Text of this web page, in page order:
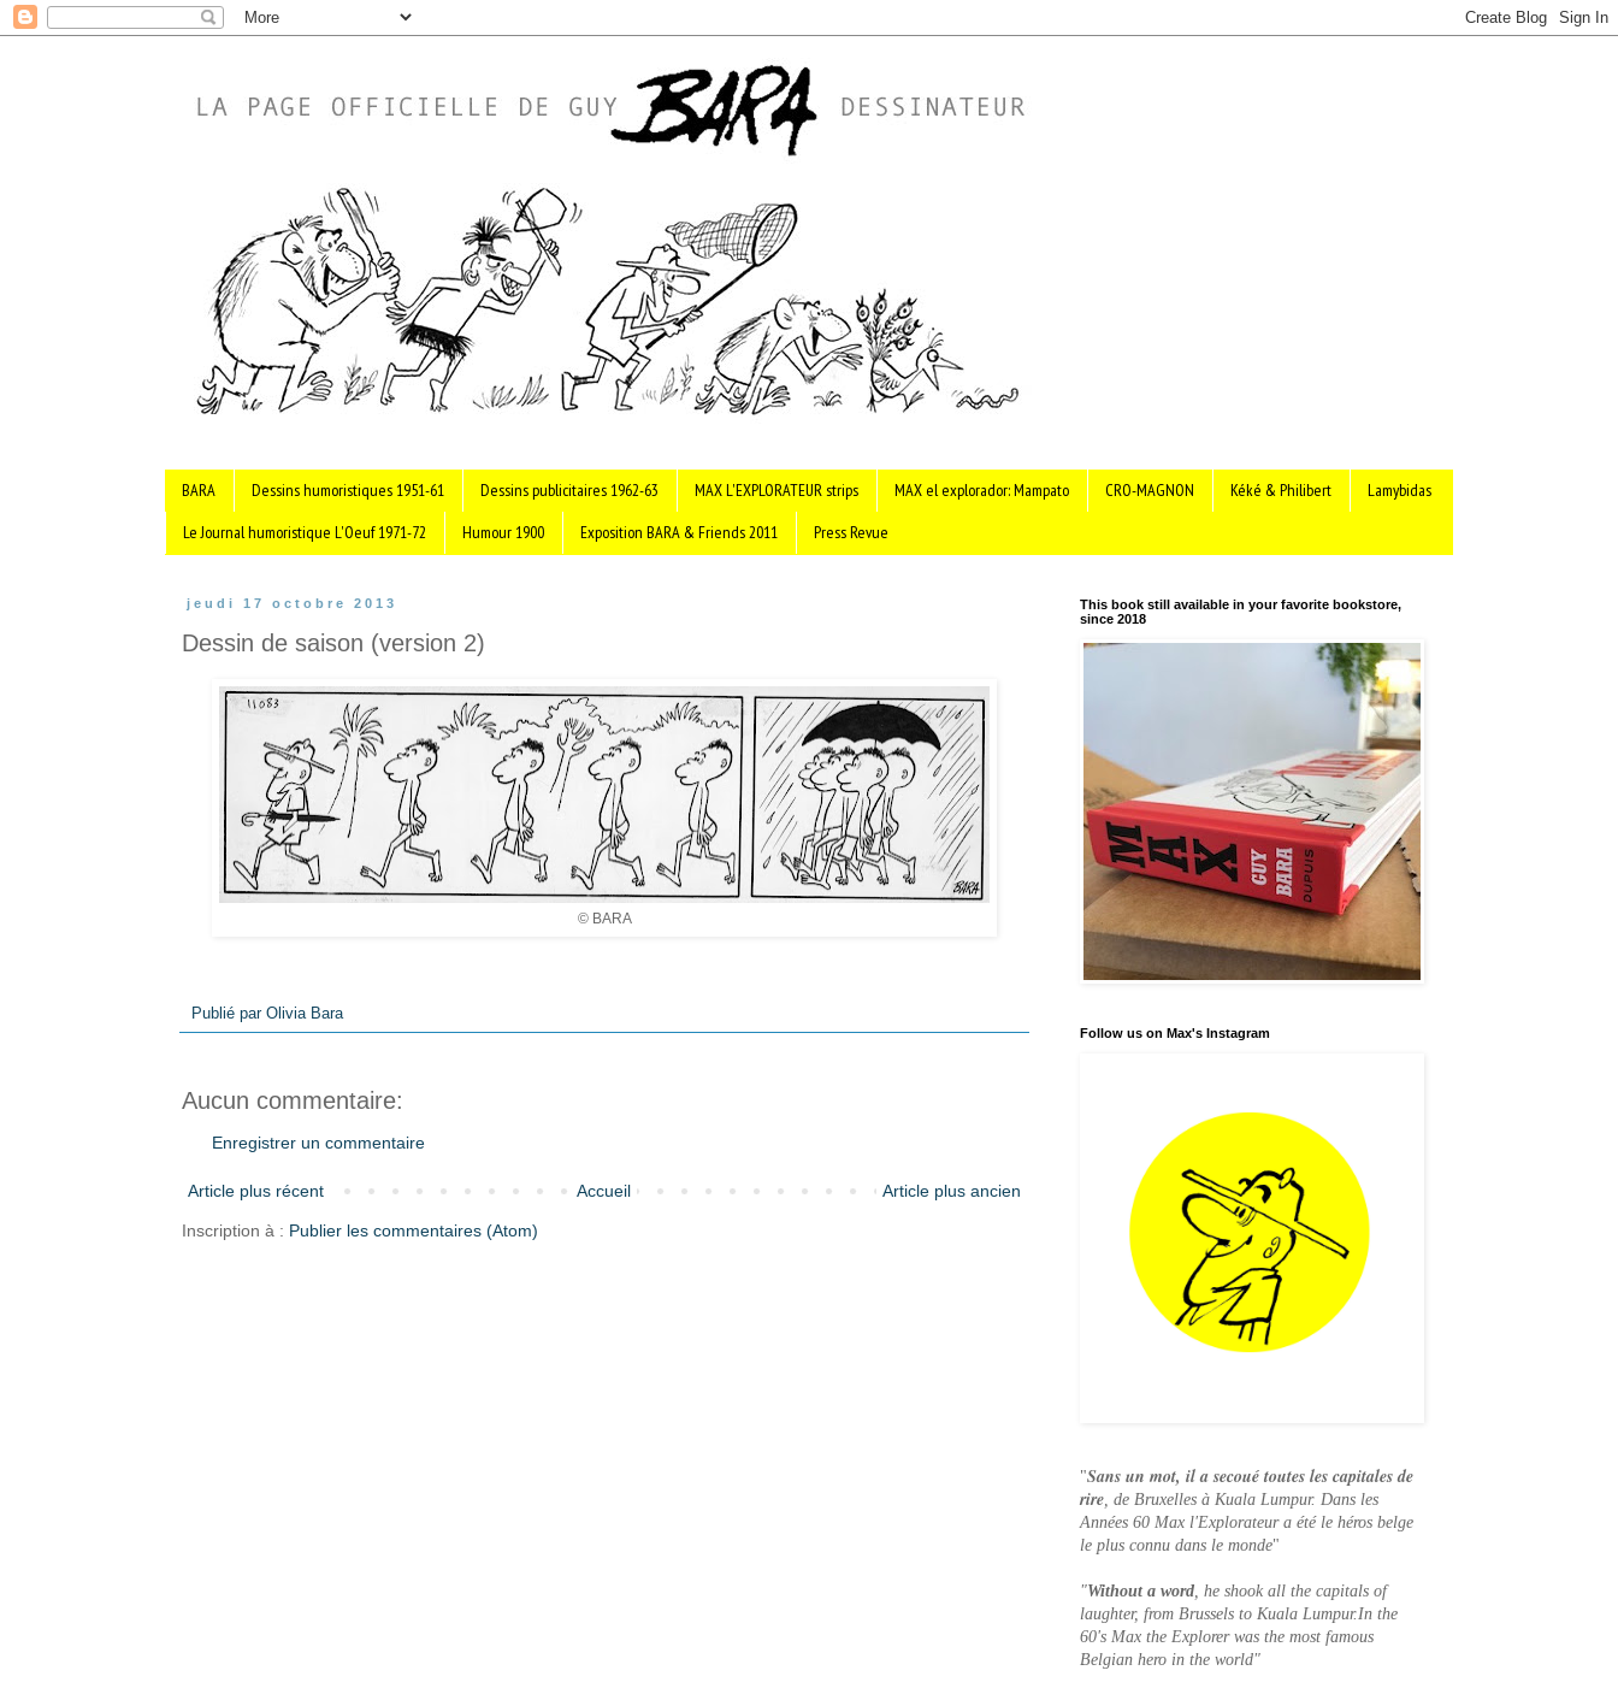
BARA Dessins humoristiques 1951-61 Dessins publicitaires 1962-63 MAX L'EXPLORATEUR strips MAX el explorador: Mampato CRO-MAGNON Kéké & Philibert
Lamybidas
Le Journal humoristique L'Oeuf 1971-72
Humour 1900 Exposition BARA & Friends 2011 Press Revue
jeudi 17 octobre 2013
Dessin de saison (version 2)
© BARA
Publié par Olivia Bara
Aucun commentaire:
Enregistrer un commentaire
Article plus récent Article plus ancien
Accueil
Inscription à : Publier les commentaires (Atom)
This book still available in your favorite bookstore,
since 2018
Follow us on Max's Instagram
"Sans un mot, il a secoué toutes les capitales de
rire , de Bruxelles à Kuala Lumpur. Dans les
Années 60 Max l'Explorateur a été le héros belge
le plus connu dans le monde"
"Without a word , he shook all the capitals of
laughter, from Brussels to Kuala Lumpur.In the
60's Max the Explorer was the most famous
Belgian hero in the world"